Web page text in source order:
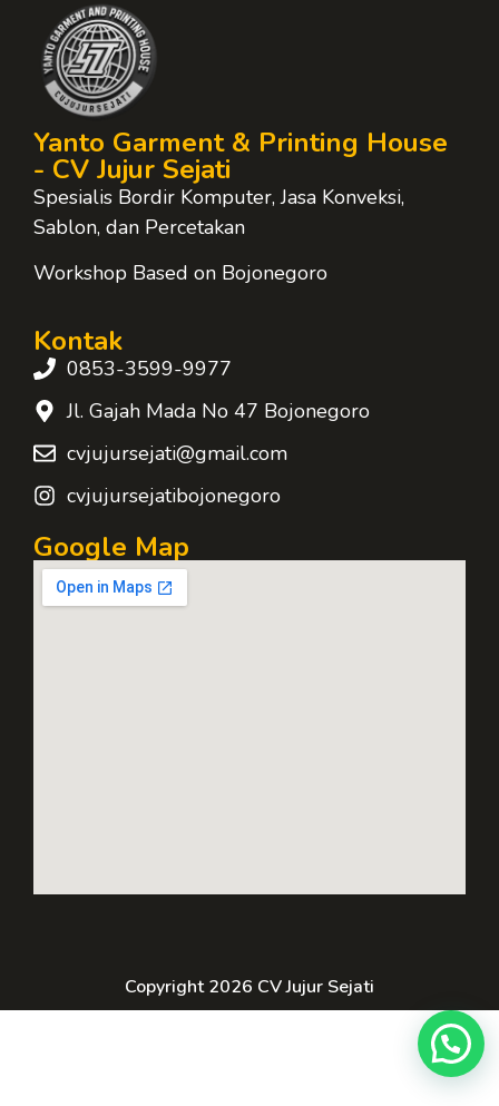
Yanto Garment & Printing House
- CV Jujur Sejati
Spesialis Bordir Komputer, Jasa Konveksi,
Sablon, dan Percetakan
Workshop Based on Bojonegoro
Kontak
0853-3599-9977
Jl. Gajah Mada No 47 Bojonegoro
cvjujursejati@gmail.com
cvjujursejatibojonegoro
Google Map
Copyright 2026 CV Jujur Sejati